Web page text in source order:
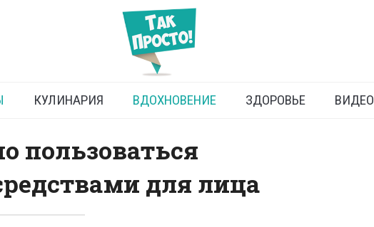
средства для лица
КУЛИНАРИЯ ВДОХНОВЕНИЕ ЗДОРОВЬЕ ВИДЕО
пользоваться
для лица